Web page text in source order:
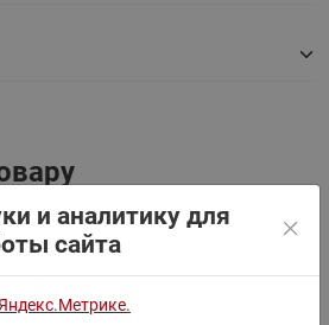
товара 017-
513566
19 дек
и аналитику для
сайта